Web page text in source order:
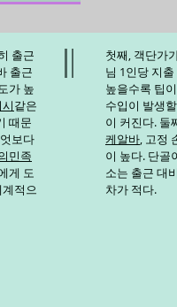
출근
출근
가 높
같은
때문
보다
민족
게 도
적으
첫째, 객단가
님 1인당 지출
높을수록 팁
수입이 발생
이 커진다. 둘
케알바 , 고정
이 높다. 단골
소는 출근 대
차가 적다.